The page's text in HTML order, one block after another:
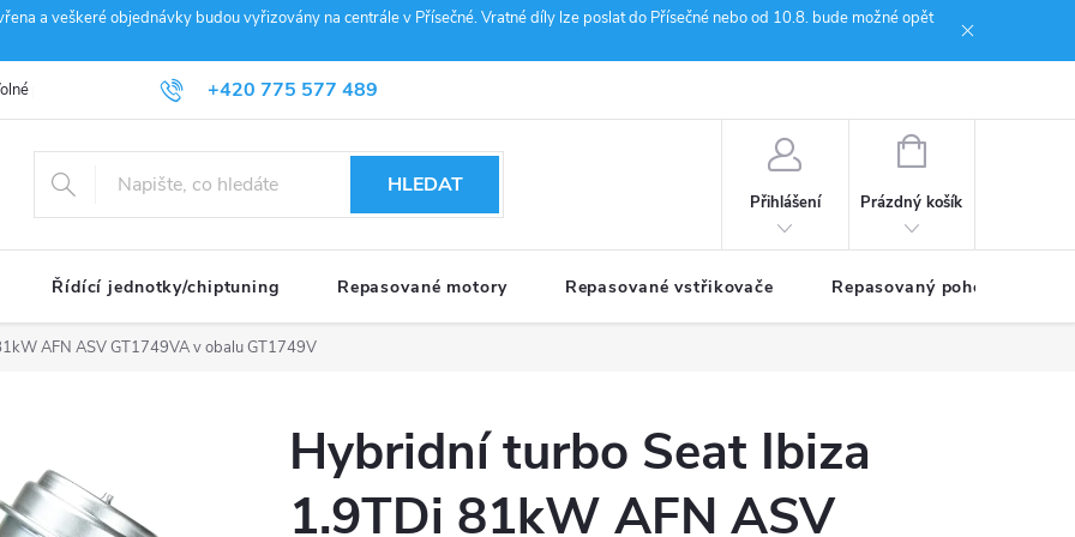
a veškeré objednávky budou vyřizovány na centrále v Přísečné. Vratné díly lze poslat do Přísečné nebo od 10.8. bude možné opět
+420 775 577 489
info@janousek-motorsport.cz
pozice Obchodní podmínky Reklamace
HLEDAT
Přihlášení
NÁKUPNÍ
Prázdný košík
Řídící jednotky/chiptuning Repasované motory Repasované vstřikovače Repasovaný pohon TDM
AFN ASV GT1749VA v obalu GT1749V
Hybridní turbo Seat Ibiza
1.9TDi 81kW AFN ASV